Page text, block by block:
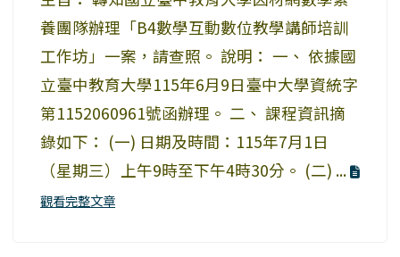
養團隊辦理「B4數學互動數位教學講師培訓
工作坊」一案，請查照。 說明： 一、 依據國
立臺中教育大學115年6月9日臺中大學資統字
第1152060961號函辦理。 二、 課程資訊摘
錄如下： (一) 日期及時間：115年7月1日
（星期三）上午9時至下午4時30分。 (二) ...
觀看完整文章